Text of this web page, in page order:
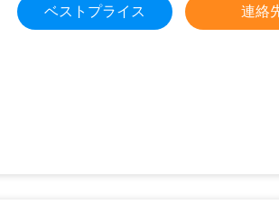
ベストプライス 連絡